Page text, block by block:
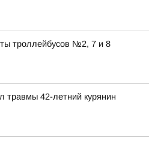
троллейбусов №2, 7 и 8
травмы 42-летний курянин